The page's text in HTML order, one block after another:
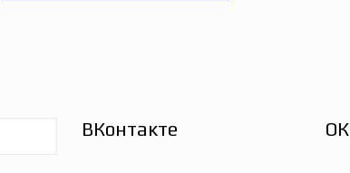
ВКонтакте ОК